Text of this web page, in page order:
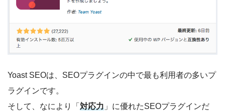
Yoast SEOは、SEOプラグインの中で最も利用者の多いプ
ラグインです。
そして、なにより「対応力 」に優れたSEOプラグインだ